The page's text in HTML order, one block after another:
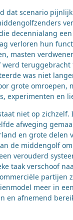
dat scenario
decennialang
verloren hun
masten
teruggebracht
was niet
grote omroepen,
experimenten en
niet op zichzelf.
afweging
en grote delen
de middengolf
verouderd
taak verschoof
partijen
meer in
en afnemend